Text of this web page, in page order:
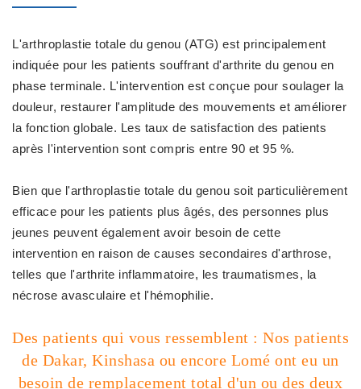
L'arthroplastie totale du genou (ATG) est principalement
indiquée pour les patients souffrant d'arthrite du genou en
phase terminale. L'intervention est conçue pour soulager la
douleur, restaurer l'amplitude des mouvements et améliorer
la fonction globale. Les taux de satisfaction des patients
après l'intervention sont compris entre 90 et 95 %.
Bien que l'arthroplastie totale du genou soit particulièrement
efficace pour les patients plus âgés, des personnes plus
jeunes peuvent également avoir besoin de cette
intervention en raison de causes secondaires d'arthrose,
telles que l'arthrite inflammatoire, les traumatismes, la
nécrose avasculaire et l'hémophilie.
Des patients qui vous ressemblent : Nos patients
de Dakar, Kinshasa ou encore Lomé ont eu un
besoin de remplacement total d'un ou des deux